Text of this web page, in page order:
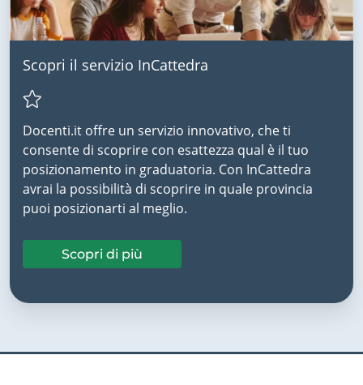
Scopri il servizio InCattedra
Docenti.it offre un servizio innovativo, che ti
consente di scoprire con esattezza qual è il tuo
posizionamento in graduatoria. Con InCattedra
avrai la possibilità di scoprire in quale provincia
puoi posizionarti al meglio.
Scopri di più